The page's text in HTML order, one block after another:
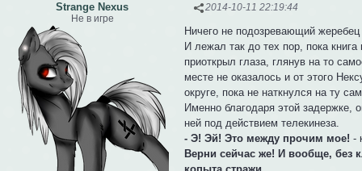
2014-10-11 22:19:44
Strange Nexus
Не в игре
Ничего не подозревающий
И лежал так до тех пор, пока
приоткрыл глаза, глянув на то
месте не оказалось и от этого
округе, пока не наткнулся на ту
Именно благодаря этой задержке,
ней под действием телекинеза.
- Э! Эй! Это между прочим мое! -
Верни сейчас же! И вообще, без